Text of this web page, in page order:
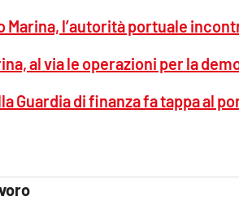
Marina, l’autorità portuale
al via le operazioni per la
Guardia di finanza fa tappa al